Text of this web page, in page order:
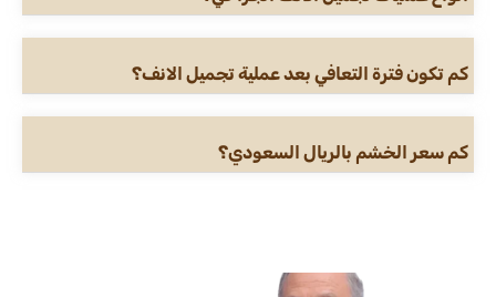
كم تكون فترة التعافي بعد عملية تجميل الانف؟
كم سعر الخشم بالريال السعودي؟